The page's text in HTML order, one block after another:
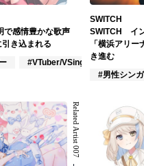
で感情豊かな歌声
き込まれる
#VTuber/VSinger
SWITCH
SWITCH イ
「横浜アリ
き進む
#男性シン
Related Artist 007